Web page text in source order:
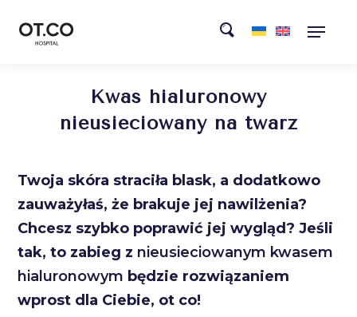
Kwas hialuronowy
nieusieciowany na twarz
Twoja skóra straciła blask, a dodatkowo
zauważyłaś, że brakuje jej nawilżenia?
Chcesz szybko poprawić jej wygląd? Jeśli
tak, to zabieg z nieusieciowanym kwasem
hialuronowym będzie rozwiązaniem
wprost dla Ciebie, ot co!